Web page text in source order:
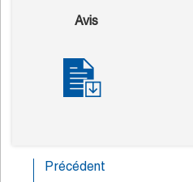
Avis
Précédent